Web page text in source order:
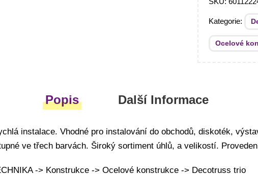
Kategorie:
Ocelové
Popis Další Informace
instalace. Vhodné pro instalování do obchodů, diskoték,
ve třech barvách. Široký sortiment úhlů, a velikostí.
-> Konstrukce -> Ocelové konstrukce -> Decotruss trio